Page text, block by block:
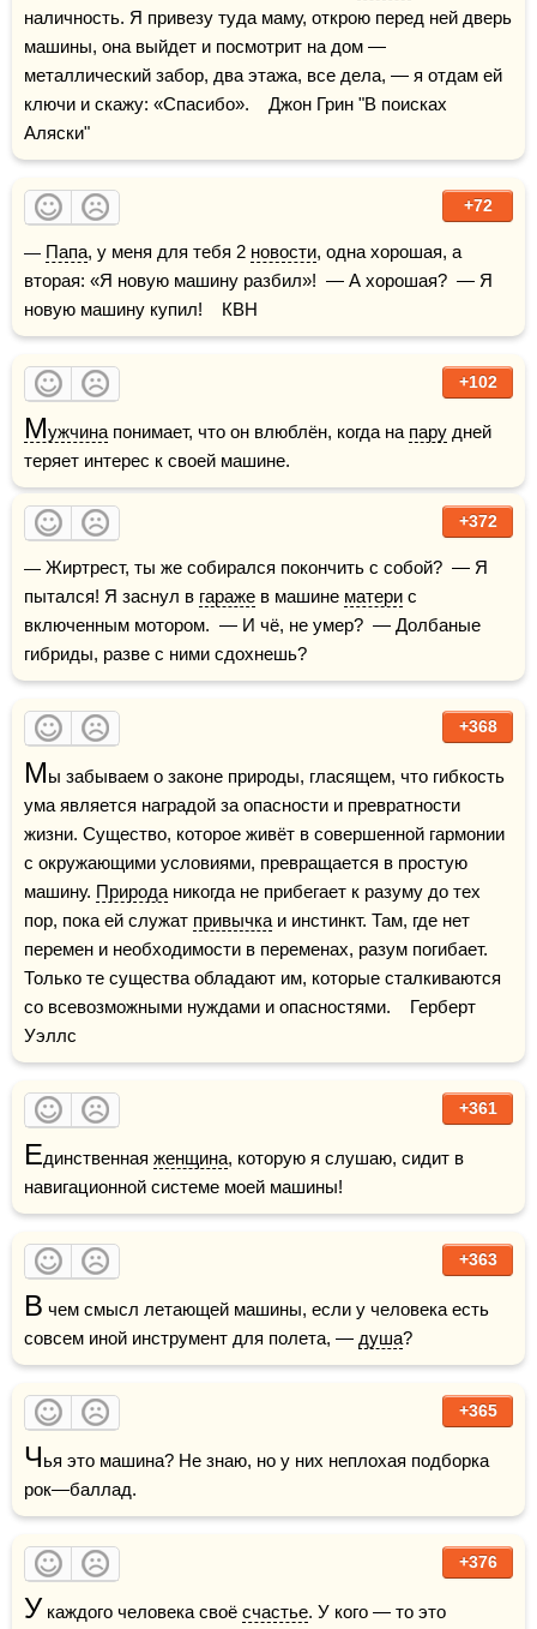
наличность. Я привезу туда маму, открою перед ней дверь
машины, она выйдет и посмотрит на дом —
металлический забор, два этажа, все дела, — я отдам ей
ключи и скажу: «Спасибо».    Джон Грин "В поисках
Аляски"
+72
Папа, у меня для тебя 2 новости, одна хорошая, а
вторая: «Я новую машину разбил»!  — А хорошая?  — Я
новую машину купил!    КВН
+102
Мужчина понимает, что он влюблён, когда на пару дней
теряет интерес к своей машине.
+372
— Жиртрест, ты же собирался покончить с собой?  — Я
пытался! Я заснул в гараже в машине матери с
включенным мотором.  — И чё, не умер?  — Долбаные
гибриды, разве с ними сдохнешь?
+368
Мы забываем о законе природы, гласящем, что гибкость
ума является наградой за опасности и превратности
жизни. Существо, которое живёт в совершенной гармонии
с окружающими условиями, превращается в простую
машину. Природа никогда не прибегает к разуму до тех
пор, пока ей служат привычка и инстинкт. Там, где нет
перемен и необходимости в переменах, разум погибает.
Только те существа обладают им, которые сталкиваются
со всевозможными нуждами и опасностями.    Герберт
Уэллс
+361
Единственная женщина, которую я слушаю, сидит в
навигационной системе моей машины!
+363
В чем смысл летающей машины, если у человека есть
совсем иной инструмент для полета, — душа?
+365
Чья это машина? Не знаю, но у них неплохая подборка
рок—баллад.
+376
У каждого человека своё счастье. У кого — то это